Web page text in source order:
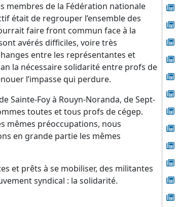
membres de la Fédération nationale
était de regrouper l’ensemble des
faire front commun face à la
avérés difficiles, voire très
entre les représentantes et
la nécessaire solidarité entre profs de
l’impasse qui perdure.
Sainte-Foy à Rouyn-Noranda, de Sept-
toutes et tous profs de cégep.
mêmes préoccupations, nous
en grande partie les mêmes
et prêts à se mobiliser, des militantes
syndical : la solidarité.